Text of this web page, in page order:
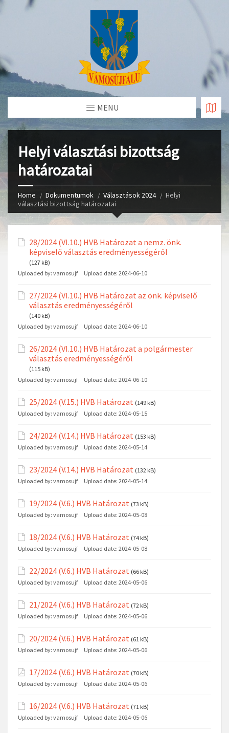
Skip
MENU
Helyi választási bizottság
határozatai
Home Dokumentumok Választások 2024
Helyi
választási bizottság határozatai
28/2024 (VI.10.) HVB Határozat a nemz. önk.
képviselő választás eredményességéről
(127 kB)
Uploaded by: vamosujf Upload date: 2024-06-10
27/2024 (VI.10.) HVB Határozat az önk. képviselő
választás eredményességéről
(140 kB)
Uploaded by: vamosujf Upload date: 2024-06-10
26/2024 (VI.10.) HVB Határozat a polgármester
választás eredményességéről
(115 kB)
Uploaded by: vamosujf Upload date: 2024-06-10
25/2024 (V.15.) HVB Határozat (149 kB)
Uploaded by: vamosujf Upload date: 2024-05-15
24/2024 (V.14.) HVB Határozat (153 kB)
Uploaded by: vamosujf Upload date: 2024-05-14
23/2024 (V.14.) HVB Határozat (132 kB)
Uploaded by: vamosujf Upload date: 2024-05-14
19/2024 (V.6.) HVB Határozat (73 kB)
Uploaded by: vamosujf Upload date: 2024-05-08
18/2024 (V.6.) HVB Határozat (74 kB)
Uploaded by: vamosujf Upload date: 2024-05-08
22/2024 (V.6.) HVB Határozat (66 kB)
Uploaded by: vamosujf Upload date: 2024-05-06
21/2024 (V.6.) HVB Határozat (72 kB)
Uploaded by: vamosujf Upload date: 2024-05-06
20/2024 (V.6.) HVB Határozat (61 kB)
Uploaded by: vamosujf Upload date: 2024-05-06
17/2024 (V.6.) HVB Határozat (70 kB)
Uploaded by: vamosujf Upload date: 2024-05-06
16/2024 (V.6.) HVB Határozat (71 kB)
Uploaded by: vamosujf Upload date: 2024-05-06